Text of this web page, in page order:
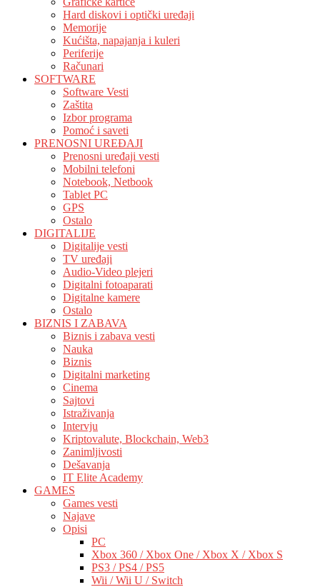
Hard diskovi i optički uređaji
Memorije
Kućišta, napajanja i kuleri
Periferije
Računari
SOFTWARE
Software Vesti
Zaštita
Izbor programa
Pomoć i saveti
PRENOSNI UREĐAJI
Prenosni uređaji vesti
Mobilni telefoni
Notebook, Netbook
Tablet PC
GPS
Ostalo
DIGITALIJE
Digitalije vesti
TV uređaji
Audio-Video plejeri
Digitalni fotoaparati
Digitalne kamere
Ostalo
BIZNIS I ZABAVA
Biznis i zabava vesti
Nauka
Biznis
Digitalni marketing
Cinema
Sajtovi
Istraživanja
Intervju
Kriptovalute, Blockchain, Web3
Zanimljivosti
Dešavanja
IT Elite Academy
GAMES
Games vesti
Najave
Opisi
PC
Xbox 360 / Xbox One / Xbox X / Xbox S
PS3 / PS4 / PS5
Wii / Wii U / Switch